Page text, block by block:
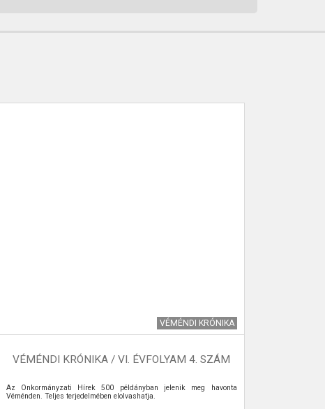
VÉMÉNDI KRÓNIKA
VÉMÉNDI KRÓNIKA / VI. ÉVFOLYAM 4. SZÁM
Az Önkormányzati Hírek 500 példányban jelenik meg havonta
Véménden. Teljes terjedelmében elolvashatja.